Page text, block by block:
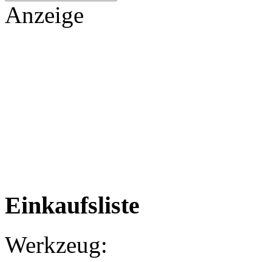
Anzeige
Einkaufsliste
Werkzeug: